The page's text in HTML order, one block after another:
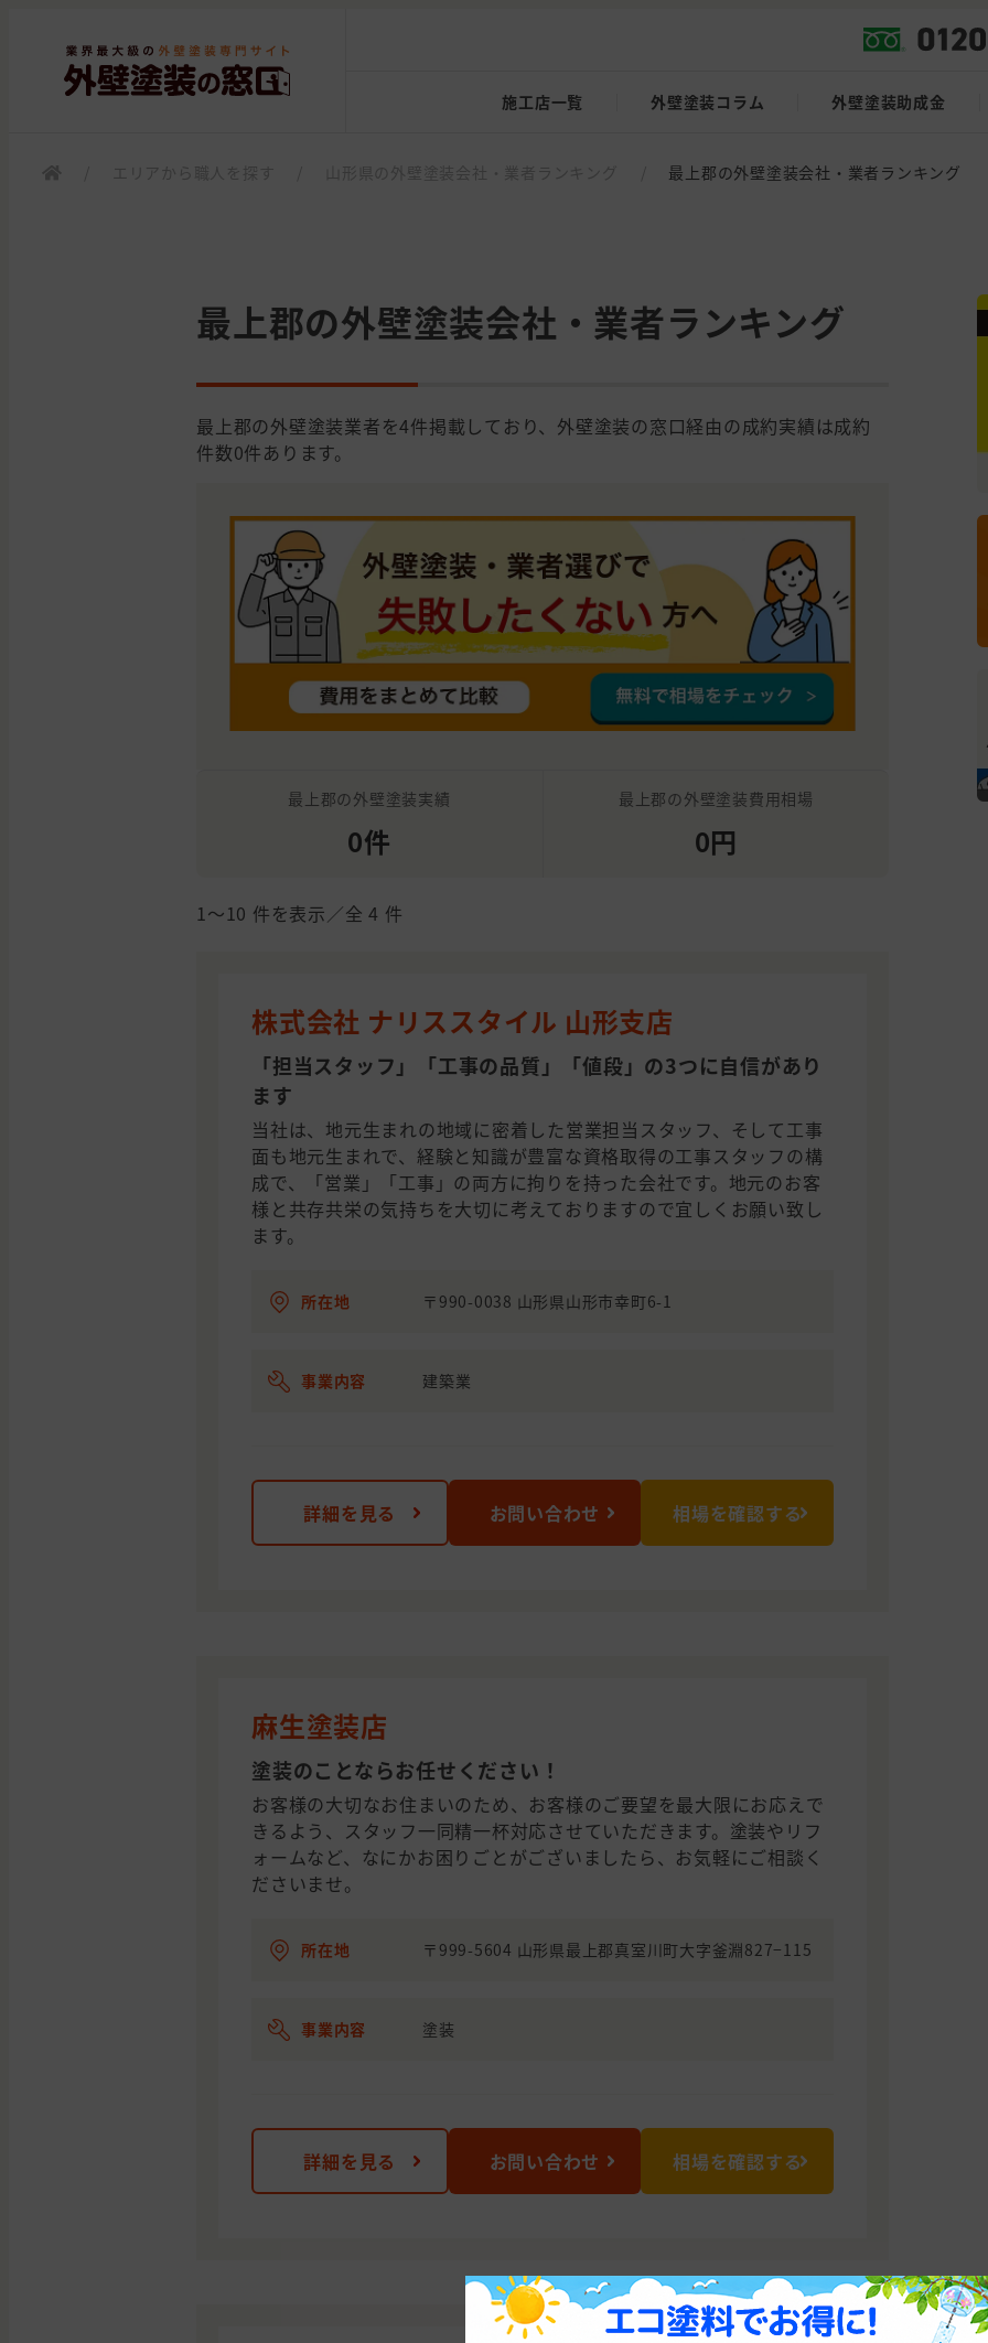
施工店一覧 外壁塗装コラム 外壁塗装助成金
最上郡の外壁塗装会社・業者ランキング
最上郡の外壁塗装会社・業者ランキング
最上郡の外壁塗装業者を4件掲載しており、外壁塗装の窓口経由の成約実績は成約
件数0件あります。
最上郡の外壁塗装実績
0件
最上郡の外壁塗装費用相場
0円
1〜10 件を表示／全 4 件
株式会社 ナリススタイル 山形支店
「担当スタッフ」「工事の品質」「値段」の3つに自信があり
ます
当社は、地元生まれの地域に密着した営業担当スタッフ、そして工事
面も地元生まれで、経験と知識が豊富な資格取得の工事スタッフの構
成で、「営業」「工事」の両方に拘りを持った会社です。地元のお客
様と共存共栄の気持ちを大切に考えておりますので宜しくお願い致し
ます。
所在地 〒990-0038 山形県山形市幸町6-1
事業内容 建築業
詳細を見る お問い合わせ 相場を確認する
麻生塗装店
塗装のことならお任せください！
お客様の大切なお住まいのため、お客様のご要望を最大限にお応えで
きるよう、スタッフ一同精一杯対応させていただきます。塗装やリフ
ォームなど、なにかお困りごとがございましたら、お気軽にご相談く
ださいませ。
所在地 〒999-5604 山形県最上郡真室川町大字釜淵827−115
事業内容 塗装
詳細を見る お問い合わせ 相場を確認する